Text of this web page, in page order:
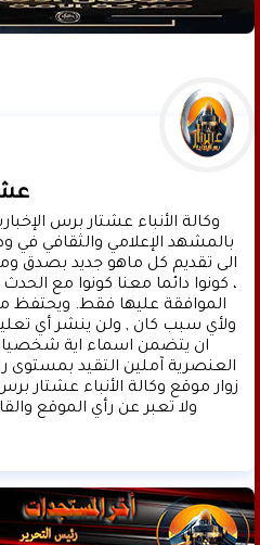
ولا تعبر عن رأي الموقع